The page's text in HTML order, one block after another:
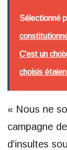
Sélectionné
C’est un
choisis
« Nous ne
campagne
d’insultes